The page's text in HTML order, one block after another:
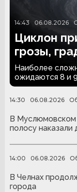
14:43 06.08.2026
Циклон
грозы,
Наиболее
ожидаются 8 и 9
14:30 06.08.2026
В Муслюмовском
полосу наказали
14:00 06.08.2026
В Челнах
города